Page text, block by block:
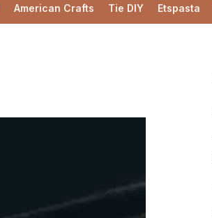
American Crafts Tie DIY Etspasta